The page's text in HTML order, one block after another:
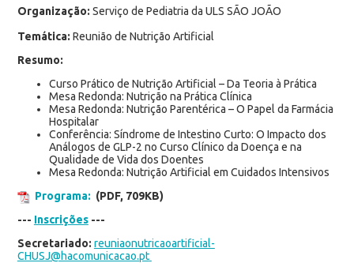
Organização: Serviço de Pediatria da ULS SÃO JOÃO
Temática: Reunião de Nutrição Artificial
Resumo:
Curso Prático de Nutrição Artificial – Da Teoria à Prática
Mesa Redonda: Nutrição na Prática Clínica
Mesa Redonda: Nutrição Parentérica – O Papel da Farmácia
Hospitalar
Conferência: Síndrome de Intestino Curto: O Impacto dos
Análogos de GLP-2 no Curso Clínico da Doença e na
Qualidade de Vida dos Doentes
Mesa Redonda: Nutrição Artificial em Cuidados Intensivos
Programa: (PDF, 709KB)
--- Inscrições---
Secretariado: reuniaonutricaoartificial-
CHUSJ@hacomunicacao.pt